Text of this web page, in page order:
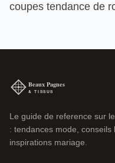
coupes tendance de
Le guide de reference sur
: tendances mode,
inspirations mariage.